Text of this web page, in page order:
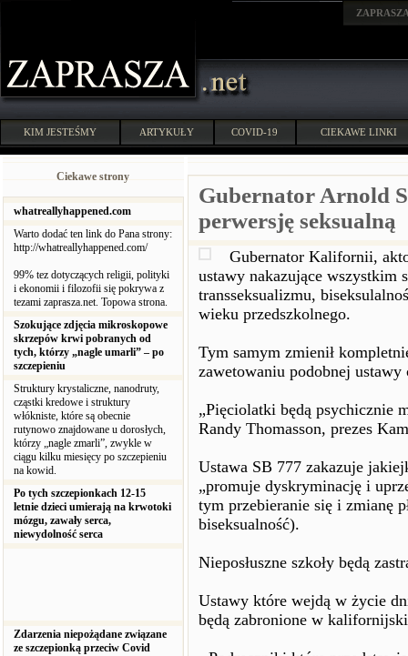
KIM JESTEŚMY ARTYKUŁY COVID-19 CIEKAWE LINKI
Ciekawe strony
whatreallyhappened.com
Warto dodać ten link do Pana strony:
http://whatreallyhappened.com/
99% tez dotyczących religii, polityki
i ekonomii i filozofii się pokrywa z
tezami zaprasza.net. Topowa strona.
Szokujące zdjęcia mikroskopowe
skrzepów krwi pobranych od
tych, którzy „nagle umarli” – po
szczepieniu
Struktury krystaliczne, nanodruty,
cząstki kredowe i struktury
włókniste, które są obecnie
rutynowo znajdowane u dorosłych,
którzy „nagle zmarli”, zwykle w
ciągu kilku miesięcy po szczepieniu
na kowid.
Po tych szczepionkach 12-15
letnie dzieci umierają na krwotoki
mózgu, zawały serca,
niewydolność serca
Zdarzenia niepożądane związane
ze szczepionką przeciw Covid
Gubernator Arnold
perwersję seksualną
Gubernator Kalifornii,
ustawy nakazujące wszystkim
transseksualizmu,
wieku przedszkolnego.
Tym samym zmienił
zawetowaniu podobnej
„Pięciolatki będą psychicznie
Randy Thomasson, prezes
Ustawa SB 777 zakazuje
„promuje dyskryminację i
tym przebieranie się i zmianę
biseksualność).
Nieposłuszne szkoły będą
Ustawy które wejdą w życie
będą zabronione w